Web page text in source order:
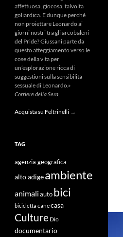
affettuosa, giocosa, talvolta
goliardica. E dunque perché
non proiettare Leonardo ai
giorni nostri tra gli arcobaleni
del Pride? Giussani parte da
questo atteggiamento verso le
cose della vita per
un’esplorazione ricca di
suggestioni sulla sensibilità
sessuale di Leonardo.»
Corriere della Sera
Acquista su Feltrinelli →
TAG
agenzia geografica
alto adigeambiente
animali auto bici
bicicletta canecasa
Culture Dio
documentario